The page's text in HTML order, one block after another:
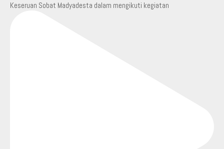
Keseruan Sobat Madyadesta dalam mengikuti kegiatan